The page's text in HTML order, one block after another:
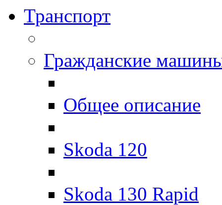
Транспорт
Гражданские
Общее описание
Skoda 120
Skoda 130 Rapid